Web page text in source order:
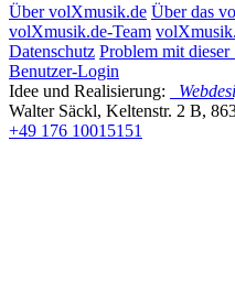
Über volXmusik.de Über das
volXmusik.de-Team
Datenschutz Problem mit dieser
Benutzer-Login
Idee und Realisierung:
Walter Säckl, Keltenstr. 2 B,
+49 176 10015151